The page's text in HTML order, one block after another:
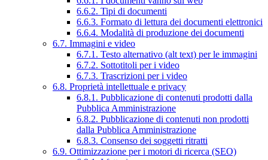
6.6.2. Tipi di documenti
6.6.3. Formato di lettura dei documenti elettronici
6.6.4. Modalità di produzione dei documenti
6.7. Immagini e video
6.7.1. Testo alternativo (alt text) per le immagini
6.7.2. Sottotitoli per i video
6.7.3. Trascrizioni per i video
6.8. Proprietà intellettuale e privacy
6.8.1. Pubblicazione di contenuti prodotti dalla
Pubblica Amministrazione
6.8.2. Pubblicazione di contenuti non prodotti
dalla Pubblica Amministrazione
6.8.3. Consenso dei soggetti ritratti
6.9. Ottimizzazione per i motori di ricerca (SEO)